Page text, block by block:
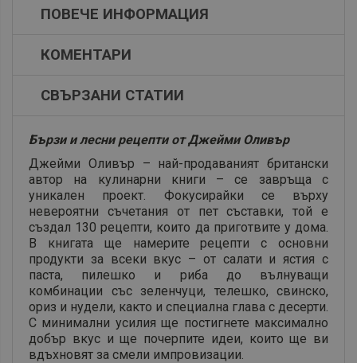
ПОВЕЧЕ ИНФОРМАЦИЯ
КОМЕНТАРИ
СВЪРЗАНИ СТАТИИ
Бързи и лесни рецепти от Джейми Оливър
Джейми Оливър – най-продаваният британски
автор на кулинарни книги – се завръща с
уникален проект. Фокусирайки се върху
невероятни съчетания от пет съставки, той е
създал 130 рецепти, които да приготвите у дома.
В книгата ще намерите рецепти с основни
продукти за всеки вкус – от салати и ястия с
паста, пилешко и риба до вълнуващи
комбинации със зеленчуци, телешко, свинско,
ориз и нудели, както и специална глава с десерти.
С минимални усилия ще постигнете максимално
добър вкус и ще почерпите идеи, които ще ви
вдъхновят за смели импровизации.